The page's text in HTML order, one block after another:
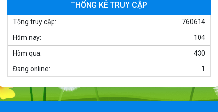
Xe điện trẻ em 7017
Xe ô tô điện trẻ em cảnh sát J2988
2.600.000 ₫
THỐNG KÊ TRUY CẬP
760614
Tổng truy cập:
104
Hôm nay:
430
Hôm qua:
1
Đang online: